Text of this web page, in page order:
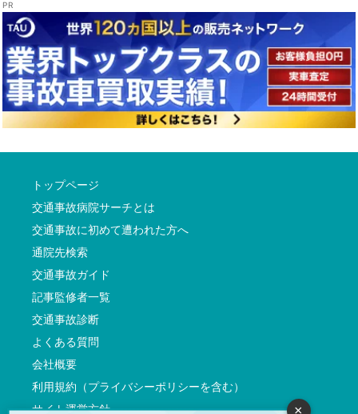
トップページ
交通事故病院サーチとは
交通事故に初めて遭われた方へ
通院先検索
交通事故ガイド
記事監修者一覧
交通事故診断
よくある質問
会社概要
利用規約（プライバシーポリシーを含む）
サイト運営方針
×